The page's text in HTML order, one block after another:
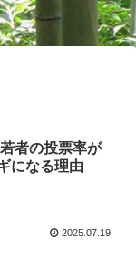
者の投票率が
になる理由
2025.07.19